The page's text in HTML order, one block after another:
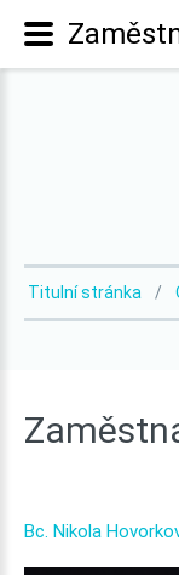
Titulní stránka
Bc. Nikola